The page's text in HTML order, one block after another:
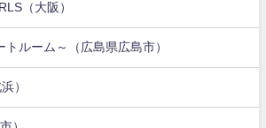
（大阪）
ルーム～（広島県広島市）
）